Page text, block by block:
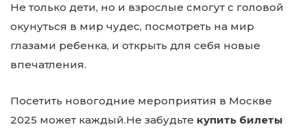
Не только дети, но и взрослые смогут с головой
окунуться в мир чудес, посмотреть на мир
глазами ребенка, и открыть для себя новые
впечатления.
Посетить новогодние мероприятия в Москве
2025 может каждый.Не забудьте купить билеты